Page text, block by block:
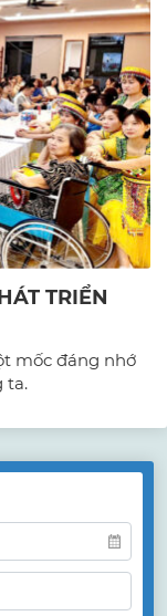
TRIỂN
mốc đáng nhớ
ta.